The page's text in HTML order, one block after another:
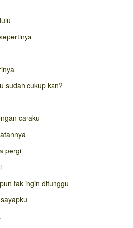
sudah cukup kan?
caraku
pergi
tak ingin ditunggu